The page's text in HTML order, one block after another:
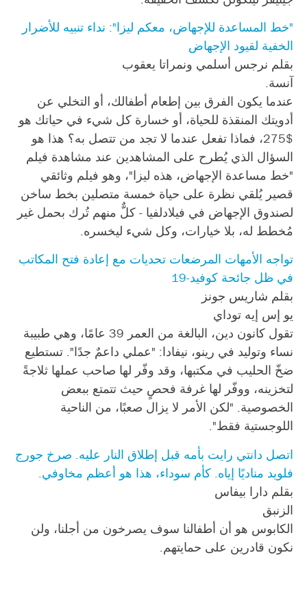
"خط المساعدة للإجهاض، معكم ليزا": نداء تنبيه للأضرار
الخفية لقيود الإجهاض
بقلم نرجس أسلمي ونمراتا يعقوب
آنسة.
عندما يكون الفرق بين إطعام أطفالك، أو التخلي عن
أدويتك المنقذة للحياة، أو خسارة كل شيء في حياتك هو
$275، فماذا تفعل عندما لا تجد من تتصل به؟ هذا هو
السؤال الذي يُطرح على المشاهدين عند مشاهدة فيلم
"خط مساعدة الإجهاض، هذه ليزا"، وهو فيلم وثائقي
قصير يُلقي نظرة على حياة خمسة متصلين بخط ساخن
لصندوق الإجهاض في فيلادلفيا - كلٌّ منهم تُرك بحمل غير
مُخطط له، بلا خيارات، وكل شيء ليخسره.
تواجه الأمهات المرضعات تحديات مع إعادة فتح المكاتب
في ظل جائحة كوفيد-19
بقلم شاريس جونز
يو إس إيه توداي
تقول كانون دين، البالغة من العمر 39 عامًا، وهي طبيبة
نساء وتوليد في رينو، نيفادا: "عملي داعمٌ جدًا". تستطيع
ضخّ الحليب في مكتبها، وقد وفّر لها صاحب عملها ثلاجةً
لتخزينه، ووفّر لها غرفة فحصٍ حيث تتمتع ببعض
الخصوصية. "لكن الأمر لا يزال صعبًا، من الناحية
اللوجستية فقط".
اتصل دانتي رايت بأمه قبل إطلاق النار عليه. صرخ جورج
فلويد مناديًا إياه. كأم سوداء، هذا هو أعظم مخاوفي.
بقلم دارا بيفاس
الزنبق
الكابوس هو أن أطفالنا سوف يصرخون من أجلنا، ولن
نكون قادرين على حمايتهم.